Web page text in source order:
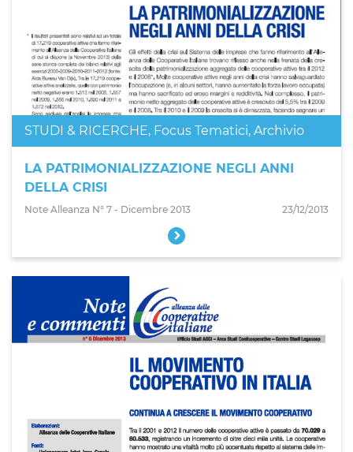
STUDI & RICERCHE, Focus Tematici, Archivio
LA PATRIMONIALIZZAZIONE NEGLI ANNI
DELLA CRISI
Note Alleanza N° 7 - Dicembre 2013 23/12/2013